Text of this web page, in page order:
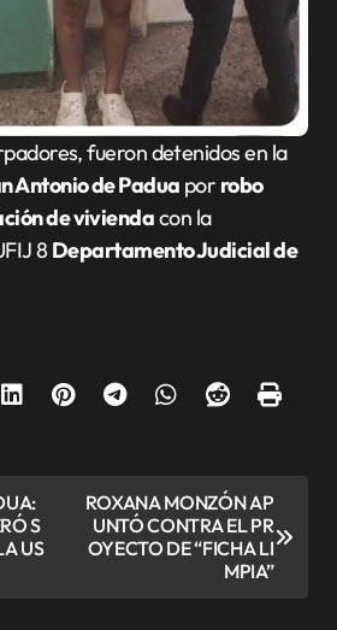
fueron detenidos en la
Antonio de Padua por robo
de viviendacon la
8Departamento Judicial de
S
US
ROXANA MONZÓN AP
UNTÓ CONTRA EL PR
OYECTO DE “FICHA LI
MPIA”